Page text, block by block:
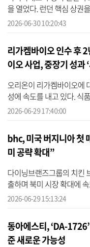
을 열었다. 런던 핵심 상권
의 접점을 확대하고 영국
2026-06-30 10:20:43
리가켐바이오 인수 후
이오 사업, 중장기 성과
오리온이 리가켐바이오에
성에 속도를 내고 있다. 식
단해 제과 중심 사업 구조
2026-06-29 17:40:00
bhc, 미국 버지니아 첫
미 공략 확대”
다이닝브랜즈그룹의 치킨
출하며 북미 시장 확대에
로 브랜드 인지도를 높이고
2026-06-29 15:13:24
동아에스티, ‘DA-
준 새로운 가능성